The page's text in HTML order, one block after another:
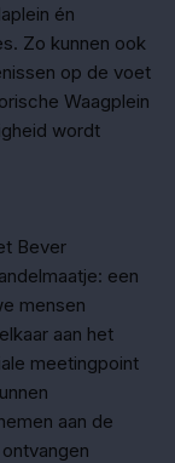
én
Zo kunnen ook
op de voet
Waagplein
wordt
Bever
een
mensen
aan het
meetingpoint
aan de